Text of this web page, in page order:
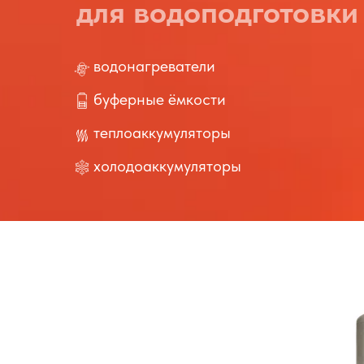
холодоаккумуляторы
теплоаккумуляторы
буферные ёмкости
водонагреватели
для